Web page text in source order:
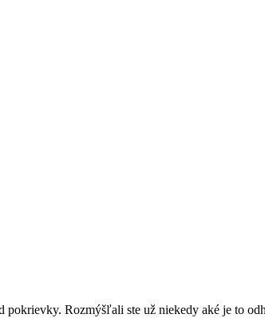
Rozmýšľali ste už niekedy aké je to